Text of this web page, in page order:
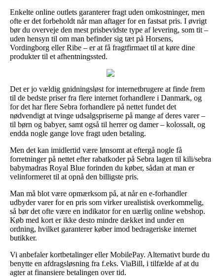
Enkelte online outlets garanterer fragt uden omkostninger, men
ofte er det forbeholdt når man aftager for en fastsat pris. I øvrigt
bør du overveje den mest prisbevidste type af levering, som tit –
uden hensyn til om man befinder sig tæt på Horsens,
Vordingborg eller Ribe – er at få fragtfirmaet til at køre dine
produkter til et afhentningssted.
Det er jo vældig gnidningsløst for internetbrugere at finde frem
til de bedste priser fra flere internet forhandlere i Danmark, og
for det har flere Sebra forhandlere på nettet fundet det
nødvendigt at tvinge udsalgspriserne på mange af deres varer –
til børn og babyer, samt også til herrer og damer – kolossalt, og
endda nogle gange love fragt uden betaling.
Men det kan imidlertid være lønsomt at eftergå nogle få
forretninger på nettet efter rabatkoder på Sebra lagen til kili/sebra
babymadras Royal Blue forinden du køber, sådan at man er
velinformeret til at opnå den billigste pris.
Man må blot være opmærksom på, at når en e-forhandler
udbyder varer for en pris som virker urealistisk overkommelig,
så bør det ofte være en indikator for en uærlig online webshop.
Køb med kort er ikke desto mindre dækket ind under en
ordning, hvilket garanterer køber imod bedrageriske internet
butikker.
Vi anbefaler kortbetalinger eller MobilePay. Alternativt burde du
benytte en afdragsløsning fra f.eks. ViaBill, i tilfælde af at du
agter at finansiere betalingen over tid.